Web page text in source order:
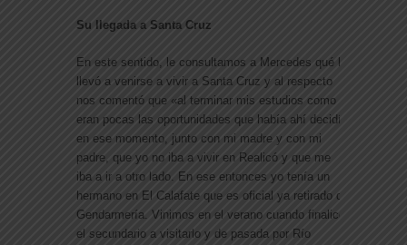
Su llegada a Santa Cruz
En este sentido, le consultamos a Mercedes qué la
llevó a venirse a vivir a Santa Cruz y al respecto
nos comentó que «al terminar mis estudios como
eran pocas las oportunidades que había ahí decidí,
en ese momento, junto con mi madre y con mi
padre, que yo no iba a vivir en Realicó y que me
iba a ir a otro lado. En ese entonces yo tenía un
hermano en El Calafate que es oficial ya retirado de
Gendarmería. Vinimos en el verano cuando finalicé
el secundario a visitarlo y de pasada por Río